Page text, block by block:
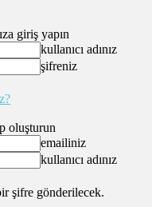
giriş yapın
kullanıcı adınız
şifreniz
oluşturun
emailiniz
kullanıcı adınız
şifre gönderilecek.